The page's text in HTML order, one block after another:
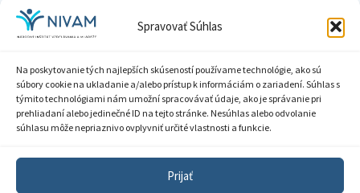
Spravovať Súhlas
Na poskytovanie tých najlepších skúseností používame technológie, ako sú
súbory cookie na ukladanie a/alebo prístup k informáciám o zariadení. Súhlas s
týmito technológiami nám umožní spracovávať údaje, ako je správanie pri
prehliadaní alebo jedinečné ID na tejto stránke. Nesúhlas alebo odvolanie
súhlasu môže nepriaznivo ovplyvniť určité vlastnosti a funkcie.
Prijať
IČO: 00164348
DIČ: 2020798714
Zásady ochrany súkromia
Sprístupnenie informácií